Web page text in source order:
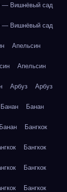
— Вишнёвый сад
— Вишнёвый сад
Апельсин
Апельсин
Арбуз Арбуз
Банан Банан
Банан Бангкок
Бангкок
Бангкок
Бангкок